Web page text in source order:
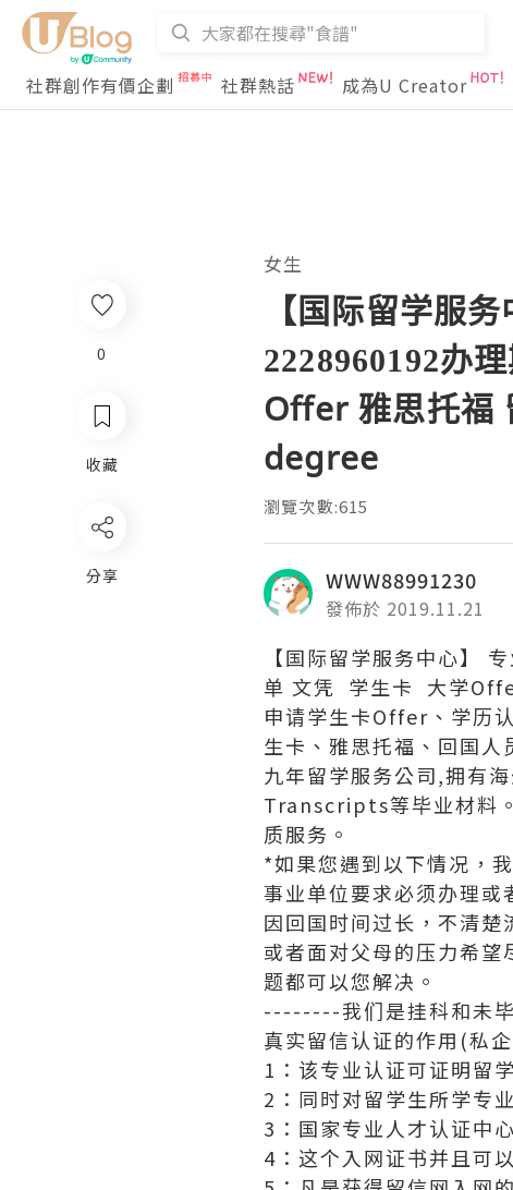
社群創作有價企劃
社群熱話 成為U Creator
女生
【国际留学服
2228960192办
Offer 雅思托福
degree
瀏覽次數:615
WWW88991230
發佈於 2019.11.21
【国际留学服务中心】
单 文凭 学生卡 大学
申请学生卡Offer、学历
生卡、雅思托福、回国人
九年留学服务公司,拥有
Transcripts等毕业材料
质服务。
*如果您遇到以下情况，
事业单位要求必须办理或
因回国时间过长，不清楚
或者面对父母的压力希
题都可以您解决。
--------我们是挂科和未
真实留信认证的作用(私
1：该专业认证可证明留
2：同时对留学生所学专
3：国家专业人才认证中
4：这个入网证书并且可
0
收藏
分享